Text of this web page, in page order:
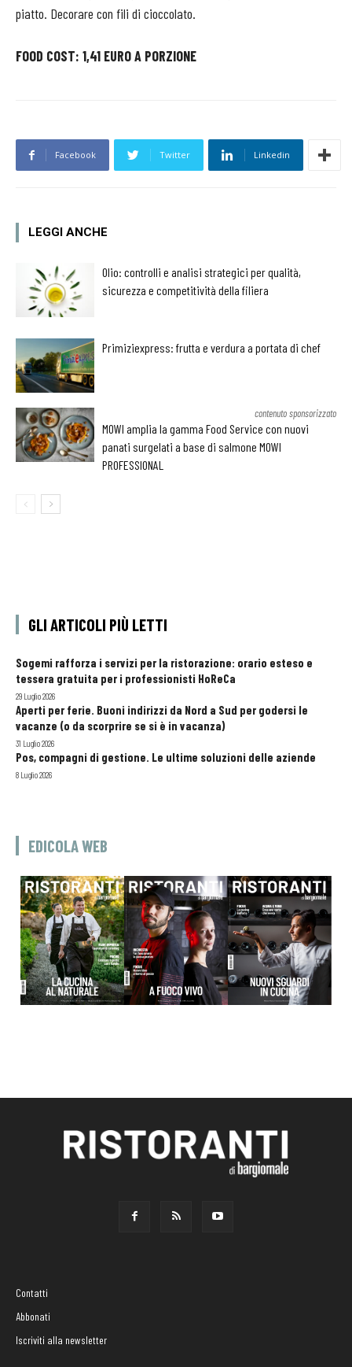
piatto. Decorare con fili di cioccolato.
FOOD COST: 1,41 EURO A PORZIONE
Facebook Twitter Linkedin
LEGGI ANCHE
Olio: controlli e analisi strategici per qualità,
sicurezza e competitività della filiera
Primiziexpress: frutta e verdura a portata di chef
contenuto sponsorizzato
MOWI amplia la gamma Food Service con nuovi
panati surgelati a base di salmone MOWI
PROFESSIONAL
GLI ARTICOLI PIÙ LETTI
Sogemi rafforza i servizi per la ristorazione: orario esteso e
tessera gratuita per i professionisti HoReCa
29 Luglio 2026
Aperti per ferie. Buoni indirizzi da Nord a Sud per godersi le
vacanze (o da scorprire se si è in vacanza)
31 Luglio 2026
Pos, compagni di gestione. Le ultime soluzioni delle aziende
8 Luglio 2026
EDICOLA WEB
Contatti
Abbonati
Iscriviti alla newsletter